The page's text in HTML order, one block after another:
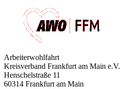
Arbeiterwohlfahrt
Kreisverband Frankfurt am Main e.V.
Henschelstraße 11
60314 Frankfurt am Main